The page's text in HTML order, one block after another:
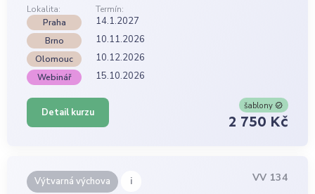
Lokalita:
Termín:
Praha
14.1.2027
Brno 10.11.2026
Olomouc 10.12.2026
Webinář 15.10.2026
Detail kurzu
šablony
2 750 Kč
Výtvarná výchova i VV 134